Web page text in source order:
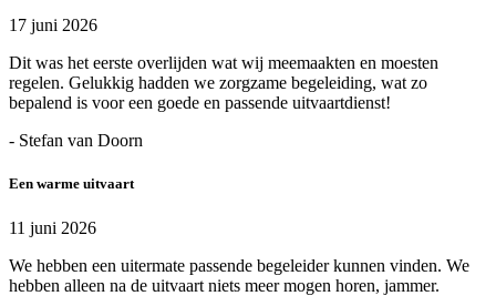
17 juni 2026
Dit was het eerste overlijden wat wij meemaakten en moesten
regelen. Gelukkig hadden we zorgzame begeleiding, wat zo
bepalend is voor een goede en passende uitvaartdienst!
- Stefan van Doorn
Een warme uitvaart
11 juni 2026
We hebben een uitermate passende begeleider kunnen vinden. We
hebben alleen na de uitvaart niets meer mogen horen, jammer.